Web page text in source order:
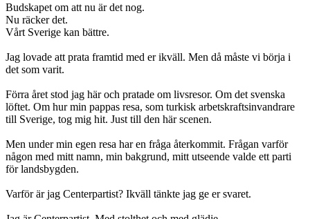
Budskapet om att nu är det nog.
Nu räcker det.
Vårt Sverige kan bättre.
Jag lovade att prata framtid med er ikväll. Men då måste vi börja i
det som varit.
Förra året stod jag här och pratade om livsresor. Om det svenska
löftet. Om hur min pappas resa, som turkisk arbetskraftsinvandrare
till Sverige, tog mig hit. Just till den här scenen.
Men under min egen resa har en fråga återkommit. Frågan varför
någon med mitt namn, min bakgrund, mitt utseende valde ett parti
för landsbygden.
Varför är jag Centerpartist? Ikväll tänkte jag ge er svaret.